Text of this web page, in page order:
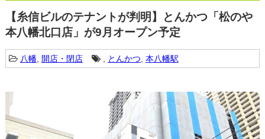
【糸信ビルのテナントが判明】とんかつ「松のや
本八幡北口店」が9月オープン予定
八幡, 開店・閉店 , とんかつ 本八幡駅